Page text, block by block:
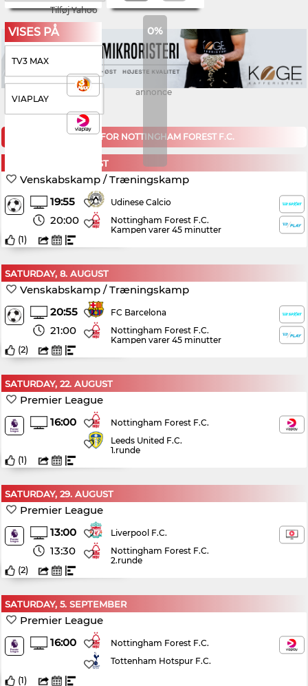
Tilføj Yahoo
0%
VISES PÅ
TV3 MAX
VIAPLAY
annonce
KOMMENDE KAMPE FOR NOTTINGHAM FOREST F.C.
SATURDAY, 8. AUGUST
Venskabskamp / Træningskamp
19:55
20:00
Udinese Calcio
Nottingham Forest F.C.
Kampen varer 45 minutter
(1)
SATURDAY, 8. AUGUST
Venskabskamp / Træningskamp
20:55
21:00
FC Barcelona
Nottingham Forest F.C.
Kampen varer 45 minutter
(2)
SATURDAY, 22. AUGUST
Premier League
16:00
Nottingham Forest F.C.
Leeds United F.C.
1.runde
(1)
SATURDAY, 29. AUGUST
Premier League
13:00
13:30
Liverpool F.C.
Nottingham Forest F.C.
2.runde
(2)
SATURDAY, 5. SEPTEMBER
Premier League
16:00
Nottingham Forest F.C.
Tottenham Hotspur F.C.
(1)